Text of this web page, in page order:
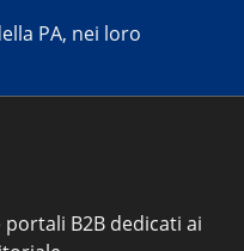
PA, nei loro
B2B dedicati ai